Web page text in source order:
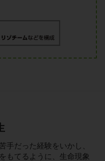
手だった経験をいかし、
もてるように、生命現象